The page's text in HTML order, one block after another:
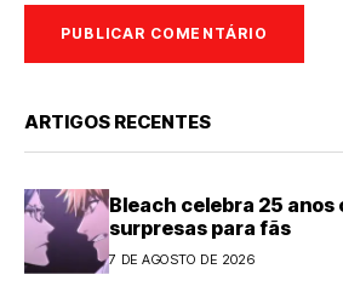
ARTIGOS RECENTES
Bleach celebra 25 anos
surpresas para fãs
7 DE AGOSTO DE 2026